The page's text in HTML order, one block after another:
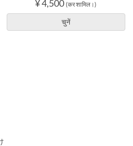
¥ 4,500 (कर शामिल।)
चुनें
ーヌ